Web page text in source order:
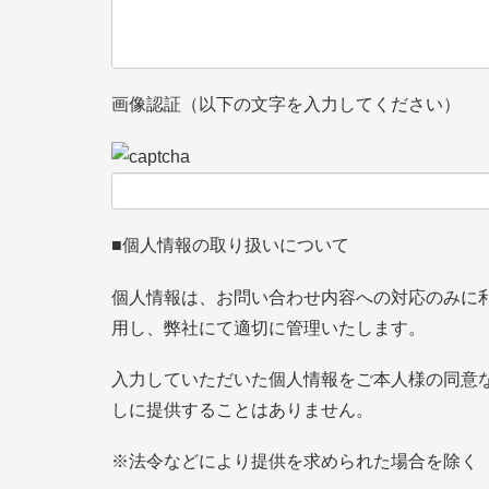
画像認証（以下の文字を入力してください）
■個人情報の取り扱いについて
個人情報は、お問い合わせ内容への対応のみに
用し、弊社にて適切に管理いたします。
入力していただいた個人情報をご本人様の同意
しに提供することはありません。
※法令などにより提供を求められた場合を除く